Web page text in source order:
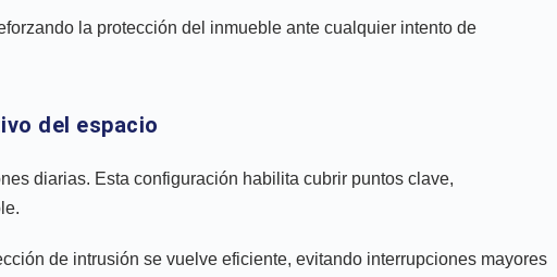
la protección del inmueble ante cualquier intento de
del espacio
diarias. Esta configuración habilita cubrir puntos clave,
de intrusión se vuelve eficiente, evitando interrupciones mayores